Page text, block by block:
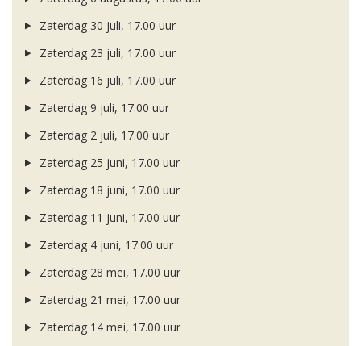
Zaterdag 30 juli, 17.00 uur
Zaterdag 23 juli, 17.00 uur
Zaterdag 16 juli, 17.00 uur
Zaterdag 9 juli, 17.00 uur
Zaterdag 2 juli, 17.00 uur
Zaterdag 25 juni, 17.00 uur
Zaterdag 18 juni, 17.00 uur
Zaterdag 11 juni, 17.00 uur
Zaterdag 4 juni, 17.00 uur
Zaterdag 28 mei, 17.00 uur
Zaterdag 21 mei, 17.00 uur
Zaterdag 14 mei, 17.00 uur